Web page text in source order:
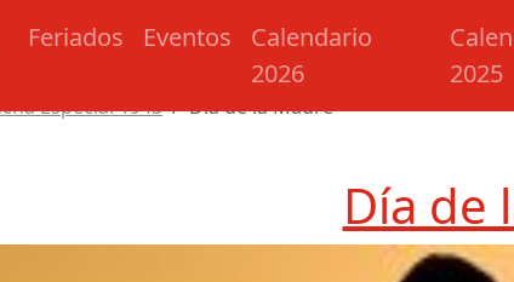
Feriados Eventos
Calendario
2026
2025
Especial 1943 Día de la Madre
Día de